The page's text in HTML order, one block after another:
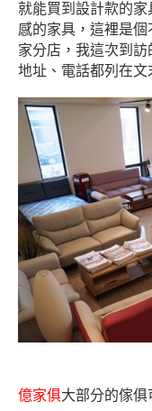
就能買到設計款的
感的家具，這裡是個
家分店，我這次到
地址、電話都列在文
億家俱大部分的傢俱